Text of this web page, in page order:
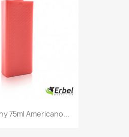
75ml Americano...